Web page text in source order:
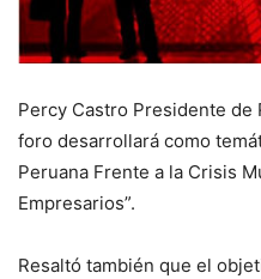
Percy Castro Presidente
foro desarrollará como
Peruana Frente a la Crisis
Empresarios”.
Resaltó también que el